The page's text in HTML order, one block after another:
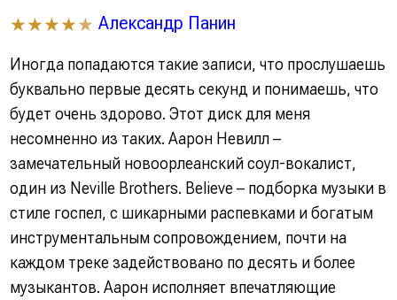
★★★★★ Александр Панин
Иногда попадаются такие записи, что прослушаешь
буквально первые десять секунд и понимаешь, что
будет очень здорово. Этот диск для меня
несомненно из таких. Аарон Невилл –
замечательный новоорлеанский соул-вокалист,
один из Neville Brothers. Believe – подборка музыки в
стиле госпел, с шикарными распевками и богатым
инструментальным сопровождением, почти на
каждом треке задействовано по десять и более
музыкантов. Аарон исполняет впечатляющие